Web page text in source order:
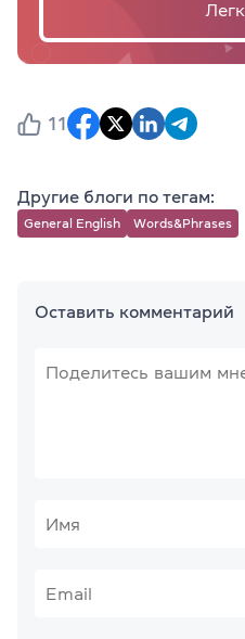
11
Другие блоги по тегам:
General English Words&Phrases
Оставить комментарий